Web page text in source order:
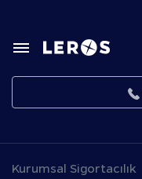
Kurumsal Sigortacılık